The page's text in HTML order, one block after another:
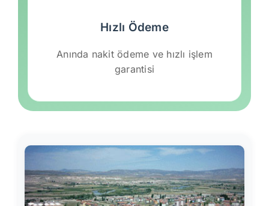
Hızlı Ödeme
Anında nakit ödeme ve hızlı işlem
garantisi